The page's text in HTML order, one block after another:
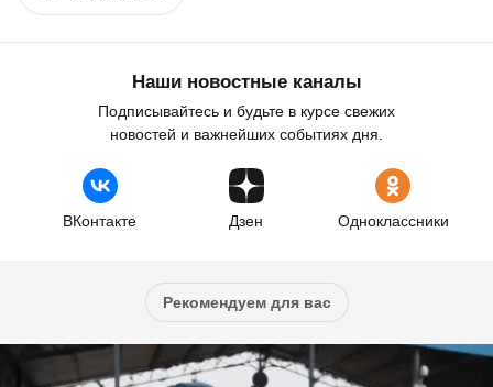
Наши новостные каналы
Подписывайтесь и будьте в курсе свежих
новостей и важнейших событиях дня.
ВКонтакте Дзен Одноклассники
Рекомендуем для вас